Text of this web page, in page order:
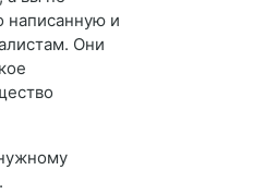
написанную и
Они